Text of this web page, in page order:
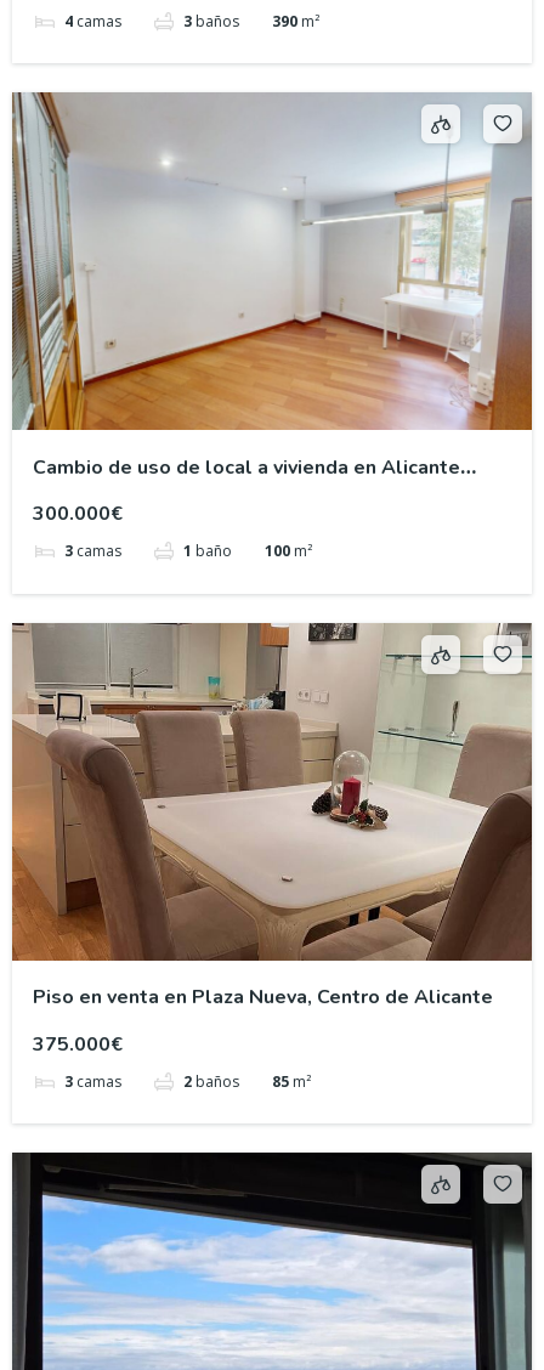
4 camas 3 baños 390 m²
Cambio de uso de local a vivienda en Alicante
300.000€
3 camas 1 baño 100 m²
Piso en venta en Plaza Nueva, Centro de Alicante
375.000€
3 camas 2 baños 85 m²